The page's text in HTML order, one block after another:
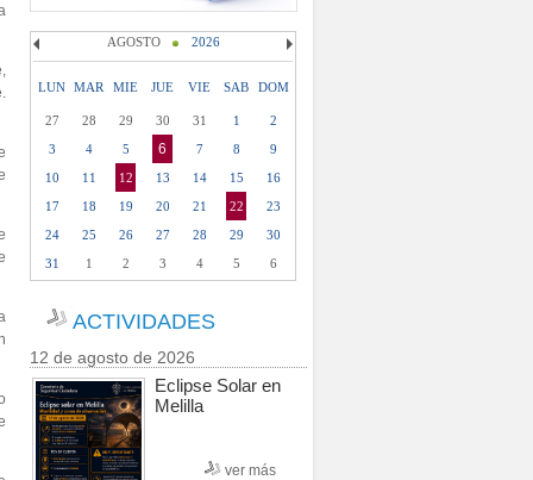
AGOSTO 2026
LUN MAR MIE JUE VIE SAB DOM
27 28 29 30 31 1
2
3
4 5 6 7 8
9
10
11 12 13 14 15
16
17
18 19 20 21 22
23
24
25 26 27 28 29
30
31
1 2 3 4 5 6
ACTIVIDADES
12 de agosto de 2026
Eclipse Solar en
Melilla
ver más